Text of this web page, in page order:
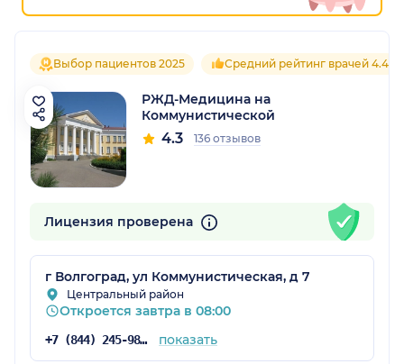
Выбор пациентов 2025 Средний рейтинг врачей 4.4
РЖД-Медицина на
Коммунистической
4.3 136 отзывов
Лицензия проверена
г Волгоград, ул Коммунистическая, д 7
Центральный район
Откроется завтра в 08:00
+7 (844) 245-98-54 показать